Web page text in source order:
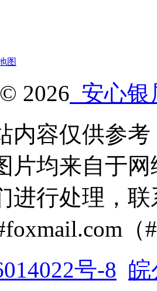
图
2026 安心银
内容仅供参
片均来自于
进行处理，
（
号-8 皖